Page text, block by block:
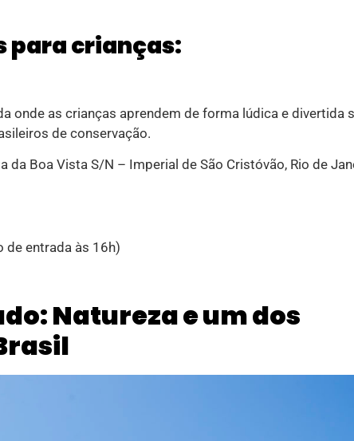
crianças:
onde as crianças aprendem de forma lúdica e divertida
de conservação.
da Boa Vista S/N – Imperial de São Cristóvão, Rio de
de entrada às 16h)
Natureza e um dos